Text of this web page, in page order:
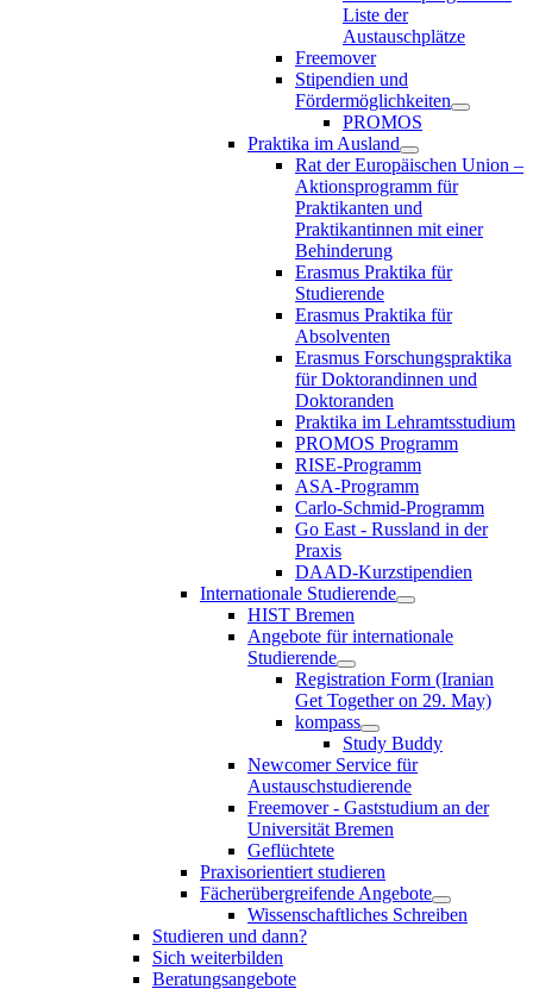
Liste der
Austauschplätze
Freemover
Stipendien und
Fördermöglichkeiten
PROMOS
Praktika im Ausland
Rat der Europäischen Union –
Aktionsprogramm für
Praktikanten und
Praktikantinnen mit einer
Behinderung
Erasmus Praktika für
Studierende
Erasmus Praktika für
Absolventen
Erasmus Forschungspraktika
für Doktorandinnen und
Doktoranden
Praktika im Lehramtsstudium
PROMOS Programm
RISE-Programm
ASA-Programm
Carlo-Schmid-Programm
Go East - Russland in der
Praxis
DAAD-Kurzstipendien
Internationale Studierende
HIST Bremen
Angebote für internationale
Studierende
Registration Form (Iranian
Get Together on 29. May)
kompass
Study Buddy
Newcomer Service für
Austauschstudierende
Freemover - Gaststudium an der
Universität Bremen
Geflüchtete
Praxisorientiert studieren
Fächerübergreifende Angebote
Wissenschaftliches Schreiben
Studieren und dann?
Sich weiterbilden
Beratungsangebote